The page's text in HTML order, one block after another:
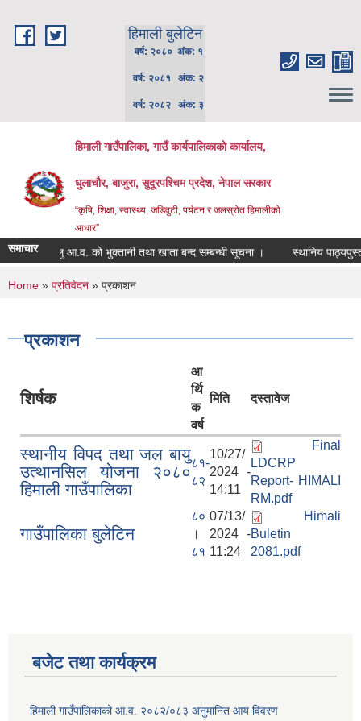
हिमाली बुलेटिन
वर्ष: २०८० अंक: १
वर्ष: २०८१ अंक: २
वर्ष: २०८२ अंक: ३
हिमाली गाउँपालिका, गाउँ कार्यपालिकाकाे कार्यालय,
धुलाचौर, बाजुरा, सुदूरपश्चिम प्रदेश, नेपाल सरकार
“कृषि, शिक्षा, स्वास्थ्य, जडिवुटी, पर्यटन र जलस्रोत हिमालीको
आधार”
समाचारचालु आ.व. को भुक्तानी तथा खाता बन्द सम्बन्धी सूचना । स्थानिय पाठ्यपुस्तक
You are here
Home » प्रतिवेदन » प्रकाशन
प्रकाशन
शिर्षक
आ
र्थि
क
वर्ष
मिति दस्तावेज
स्थानीय विपद तथा जल बायु
उत्थानसिल योजना २०८०
हिमाली गाउँपालिका
८१-
८२
10/27/
2024 -
14:11
Final
LDCRP
Report- HIMALI
RM.pdf
गाउँपालिका बुलेटिन
८०
।
८१
07/13/
2024 -
11:24
Himali
Buletin
2081.pdf
बजेट तथा कार्यक्रम
हिमाली गाउँपालिकाको आ.व. २०८२/०८३ अनुमानित आय विवरण